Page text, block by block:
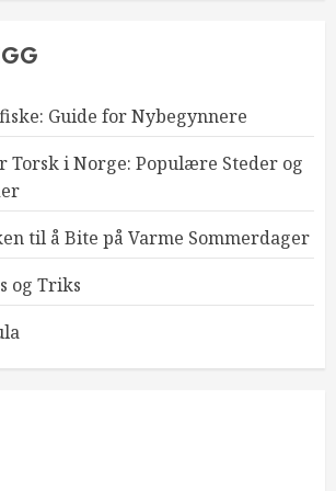
Guide for Nybegynnere
Torsk i Norge: Populære Steder og
til å Bite på Varme Sommerdager
og Triks